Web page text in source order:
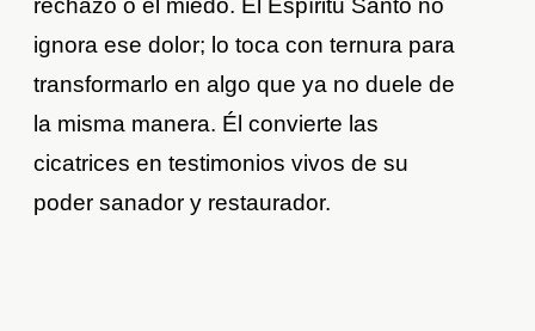
ignora ese dolor; lo toca con ternura para
transformarlo en algo que ya no duele de
la misma manera. Él convierte las
cicatrices en testimonios vivos de su
poder sanador y restaurador.